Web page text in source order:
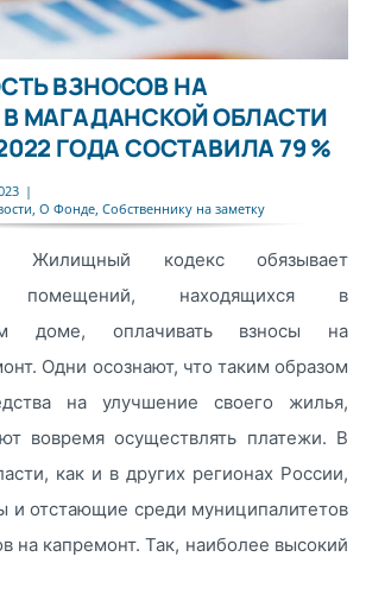
ВЗНОСОВ НА
МАГАДАНСКОЙ ОБЛАСТИ
ГОДА СОСТАВИЛА 79 %
|
О Фонде, Собственнику на заметку
Жилищный кодекс обязывает
помещений, находящихся в
доме, оплачивать взносы на
Одни осознают, что таким образом
на улучшение своего жилья,
вовремя осуществлять платежи. В
как и в других регионах России,
и отстающие среди муниципалитетов
на капремонт. Так, наиболее высокий